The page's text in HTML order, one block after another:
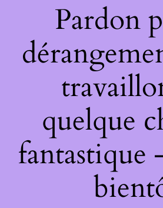
Pardon
quelque
fantastique